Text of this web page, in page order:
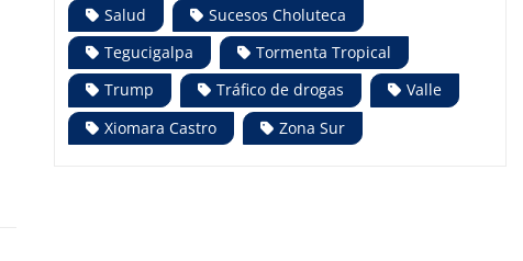
Salud
Sucesos Choluteca
Tegucigalpa
Tormenta Tropical
Trump
Tráfico de drogas
Valle
Xiomara Castro
Zona Sur